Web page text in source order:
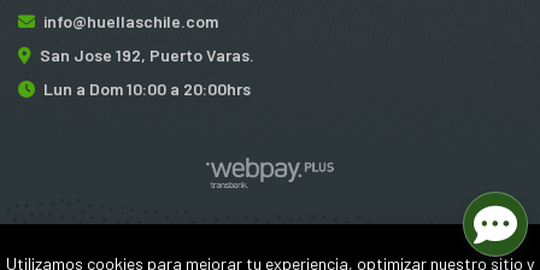
info@huellaschile.com
San Jose 192, Puerto Varas.
Lun a Dom 10:00 a 20:00hrs
Utilizamos cookies para mejorar tu experiencia, optimizar nuestro sitio y